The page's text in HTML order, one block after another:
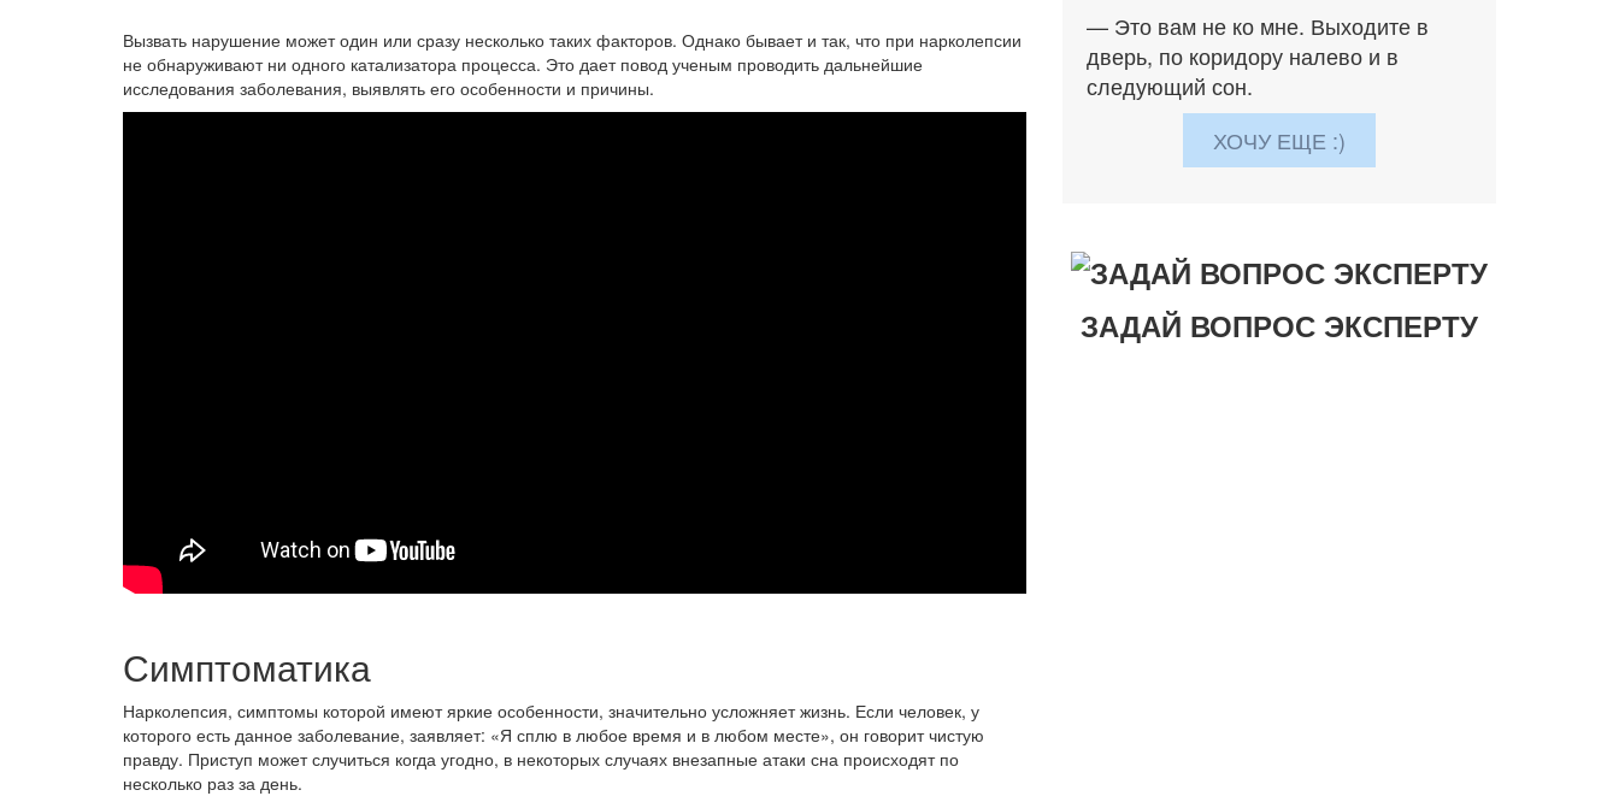
Вызвать нарушение может один или сразу несколько таких факторов. Однако бывает и так, что при нарколепсии
не обнаруживают ни одного катализатора процесса. Это дает повод ученым проводить дальнейшие
исследования заболевания, выявлять его особенности и причины.
Симптоматика
Нарколепсия, симптомы которой имеют яркие особенности, значительно усложняет жизнь. Если человек, у
которого есть данное заболевание, заявляет: «Я сплю в любое время и в любом месте», он говорит чистую
правду. Приступ может случиться когда угодно, в некоторых случаях внезапные атаки сна происходят по
несколько раз за день.
— Это вам не ко мне. Выходите в
дверь, по коридору налево и в
следующий сон.
ХОЧУ ЕЩЕ :)
ЗАДАЙ ВОПРОС ЭКСПЕРТУ